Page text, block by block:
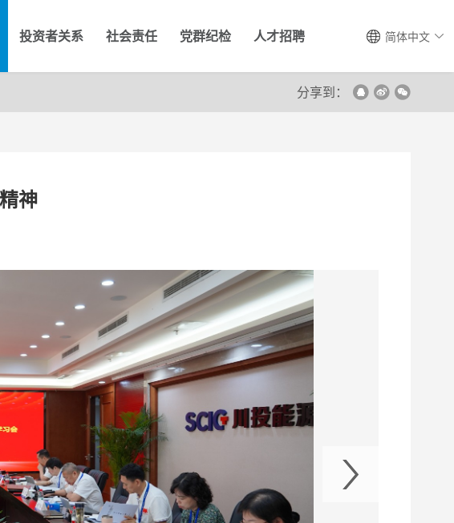
简体中文
投资者关系 社会责任 党群纪检 人才招聘
分享到：
神